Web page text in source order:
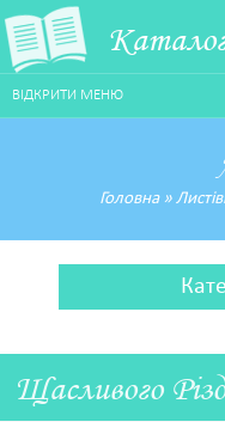
ВІДКРИТИ МЕНЮ
Головна»
Щасливого